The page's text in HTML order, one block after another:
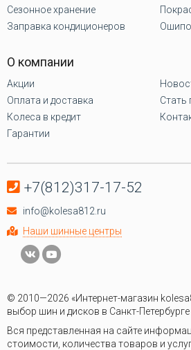
Сезонное хранение
Заправка кондиционеров
О компании
Акции
Оплата и доставка
Колеса в кредит
Гарантии
Стать
+7(812)317-17-52
info@kolesa812.ru
Наши шинные центры
© 2010—2026 «Интернет-магазин
выбор шин и дисков в Санкт-Петербурге
Вся представленная на сайте
стоимости, количества товаров и